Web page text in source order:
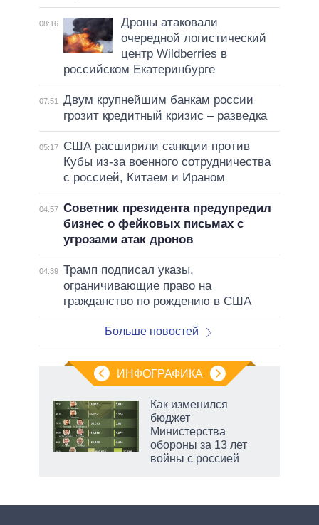
08:16
Дроны атаковали
очередной логистический
центр Wildberries в
российском Екатеринбурге
07:51
Двум крупнейшим банкам россии
грозит кредитный кризис – разведка
05:17
США расширили санкции против
Кубы из-за военного сотрудничества
с россией, Китаем и Ираном
04:57 Советник президента предупредил
бизнес о фейковых письмах с
угрозами атак дронов
04:39 Трамп подписал указы,
ограничивающие право на
гражданство по рождению в США
Больше новостей
ИНФОГРАФИКА
Как изменился
бюджет
Министерства
обороны за 13 лет
войны с россией